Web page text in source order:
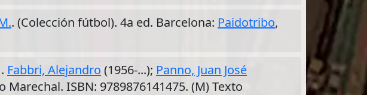
. (Colección fútbol). 4a ed. Barcelona: Paidotribo,
. Fabbri, Alejandro (1956-...); Panno, Juan José
Marechal. ISBN: 9789876141475. (M) Texto